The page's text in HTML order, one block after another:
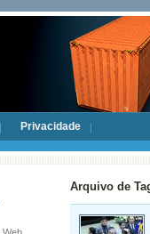
Privacidade
Arquivo de